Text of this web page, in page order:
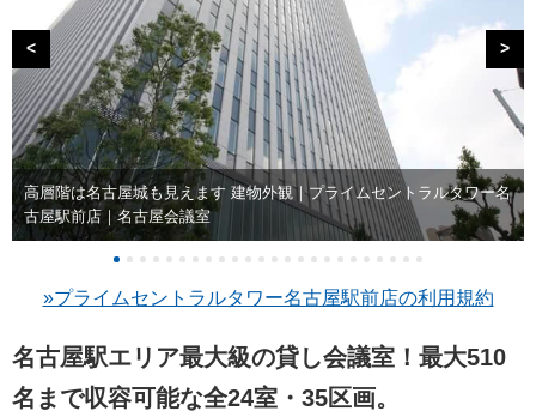
高層階は名古屋城も見えます 建物外観｜プライムセントラルタワー名
古屋駅前店｜名古屋会議室
< >
»プライムセントラルタワー名古屋駅前店の利用規約
名古屋駅エリア最大級の貸し会議室！最大510
名まで収容可能な全24室・35区画。